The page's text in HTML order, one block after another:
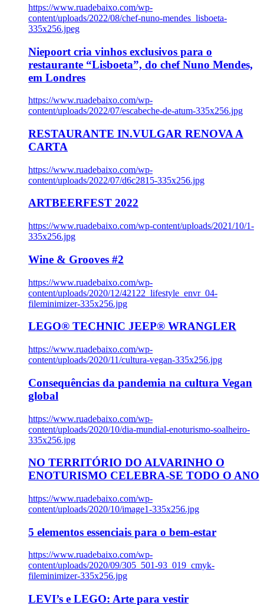
https://www.ruadebaixo.com/wp-
content/uploads/2022/08/chef-nuno-mendes_lisboeta-
335x256.jpeg
Niepoort cria vinhos exclusivos para o
restaurante “Lisboeta”, do chef Nuno Mendes,
em Londres
https://www.ruadebaixo.com/wp-
content/uploads/2022/07/escabeche-de-atum-335x256.jpg
RESTAURANTE IN.VULGAR RENOVA A
CARTA
https://www.ruadebaixo.com/wp-
content/uploads/2022/07/d6c2815-335x256.jpg
ARTBEERFEST 2022
https://www.ruadebaixo.com/wp-content/uploads/2021/10/1-
335x256.jpg
Wine & Grooves #2
https://www.ruadebaixo.com/wp-
content/uploads/2020/12/42122_lifestyle_envr_04-
fileminimizer-335x256.jpg
LEGO® TECHNIC JEEP® WRANGLER
https://www.ruadebaixo.com/wp-
content/uploads/2020/11/cultura-vegan-335x256.jpg
Consequências da pandemia na cultura Vegan
global
https://www.ruadebaixo.com/wp-
content/uploads/2020/10/dia-mundial-enoturismo-soalheiro-
335x256.jpg
NO TERRITÓRIO DO ALVARINHO O
ENOTURISMO CELEBRA-SE TODO O ANO
https://www.ruadebaixo.com/wp-
content/uploads/2020/10/image1-335x256.jpg
5 elementos essenciais para o bem-estar
https://www.ruadebaixo.com/wp-
content/uploads/2020/09/305_501-93_019_cmyk-
fileminimizer-335x256.jpg
LEVI’s e LEGO: Arte para vestir